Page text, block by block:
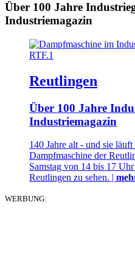
Über 100 Jahre
Industriemagazin
Reutlingen
Über 100 Jahre
Industriemagazin
140 Jahre alt - und sie
Dampfmaschine der
Samstag von 14 bis 17
Reutlingen zu sehen. |
WERBUNG: